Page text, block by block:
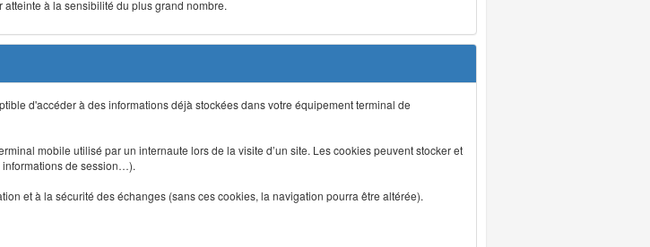
à la sensibilité du plus grand nombre.
d'accéder à des informations déjà stockées dans votre équipement terminal de
mobile utilisé par un internaute lors de la visite d’un site. Les cookies peuvent stocker et
de session…).
et à la sécurité des échanges (sans ces cookies, la navigation pourra être altérée).